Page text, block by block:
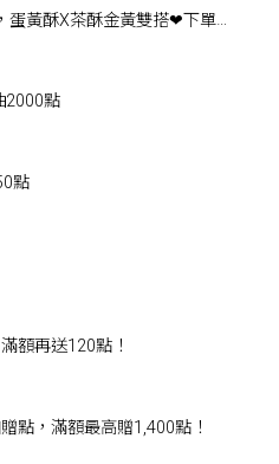
蛋黃酥X茶酥金黃雙搭❤下單抽
2000點
點
額再送120點！
點，滿額最高贈1,400點！